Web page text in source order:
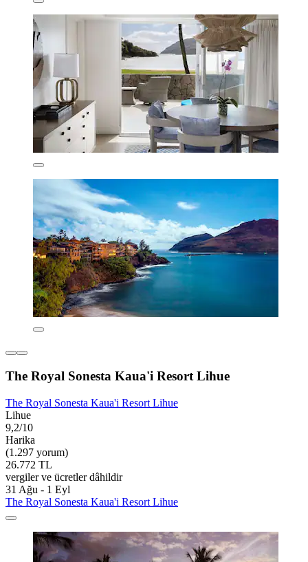
The Royal Sonesta Kaua'i Resort Lihue
The Royal Sonesta Kaua'i Resort Lihue
Lihue
9,2/10
Harika
(1.297 yorum)
26.772 TL
vergiler ve ücretler dâhildir
31 Ağu - 1 Eyl
The Royal Sonesta Kaua'i Resort Lihue